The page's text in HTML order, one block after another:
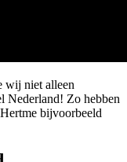
wij niet alleen
Nederland! Zo hebben
bijvoorbeeld